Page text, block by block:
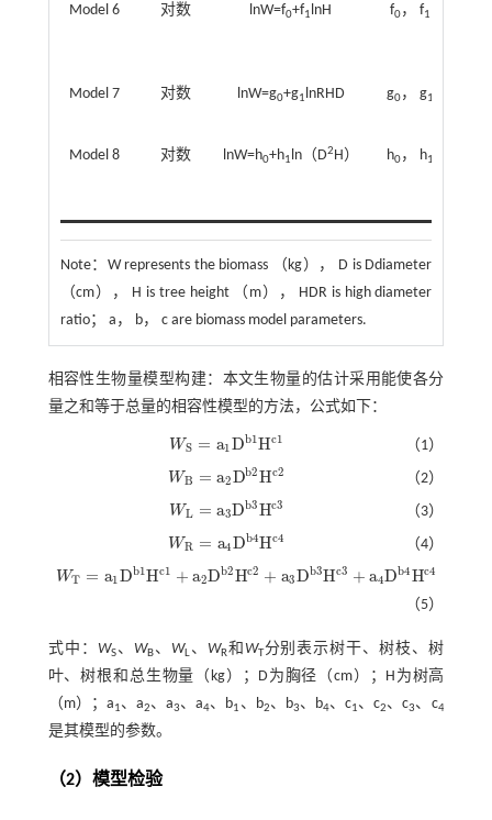
Model 6 对数 lnW=f0+f1 lnH f0， f1
Model 7 对数 lnW=g0+g1 lnRHD g0， g1
Model 8 对数 lnW=h0+h1 ln（D2 H） h0， h1
Note： W represents the biomass （kg）， D is Ddiameter
（cm）， H is tree height （m）， HDR is high diameter
ratio； a， b， c are biomass model parameters.
相容性生物量模型构建：本文生物量的估计采用能使各分
量之和等于总量的相容性模型的方法，公式如下：
WS = a1Db1Hc1
WS= a1 Db1Hc1 （1）
WB = a2Db2Hc2
WB= a2 Db2Hc2 （2）
WL = a3Db3Hc3
WL= a3 Db3Hc3 （3）
WR = a4Db4Hc4
WR= a4 Db4Hc4 （4）
WT = a1Db1Hc1 + a2Db2Hc2 + a3Db3Hc3 + a4Db4Hc4
WT= a1 Db1Hc1+a2 Db 2Hc2+a3Db 3H c3+a4Db4H c4
（5）
式中： WS、 WB、 WL 、 WR和 WT分别表示树干、树枝、树
叶、树根和总生物量（kg）；D为胸径（cm）；H为树高
（m）；a1、a2、a3、a4、b1 、b2、b3、b4、c1、c2、c3、c4
是其模型的参数。
（2）模型检验